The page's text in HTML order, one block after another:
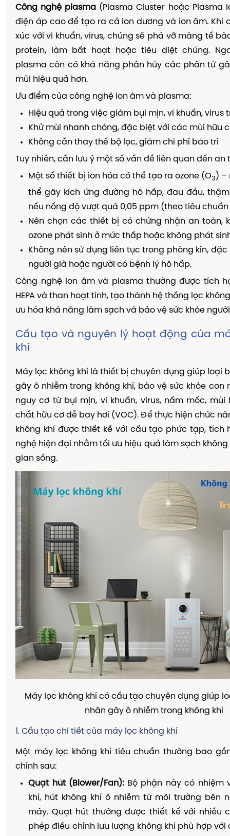
Công nghệ plasma (Plasma Cluster hoặc Plasma
điện áp cao để tạo ra cả ion dương và ion âm. Khi
xúc với vi khuẩn, virus, chúng sẽ phá vỡ màng tế
protein, làm bất hoạt hoặc tiêu diệt chúng.
plasma còn có khả năng phân hủy các phân tử
mùi hiệu quả hơn.
Ưu điểm của công nghệ ion âm và plasma:
Hiệu quả trong việc giảm bụi mịn, vi khuẩn, virus
Khử mùi nhanh chóng, đặc biệt với các mùi hữu
Không cần thay thế bộ lọc, giảm chi phí bảo trì
Tuy nhiên, cần lưu ý một số vấn đề liên quan đến an
Một số thiết bị ion hóa có thể tạo ra ozone (O3 ) –
thể gây kích ứng đường hô hấp, đau đầu,
nếu nồng độ vượt quá 0,05 ppm (theo tiêu chuẩn
Nên chọn các thiết bị có chứng nhận an toàn,
ozone phát sinh ở mức thấp hoặc không phát
Không nên sử dụng liên tục trong phòng kín, đặc
người già hoặc người có bệnh lý hô hấp.
Công nghệ ion âm và plasma thường được tích
HEPA và than hoạt tính, tạo thành hệ thống lọc
ưu hóa khả năng làm sạch và bảo vệ sức khỏe
Cấu tạo và nguyên lý hoạt động của
khí
Máy lọc không khí là thiết bị chuyên dụng giúp loại
gây ô nhiễm trong không khí, bảo vệ sức khỏe con
nguy cơ từ bụi mịn, vi khuẩn, virus, nấm mốc,
chất hữu cơ dễ bay hơi (VOC). Để thực hiện chức
không khí được thiết kế với cấu tạo phức tạp, tích
nghệ hiện đại nhằm tối ưu hiệu quả làm sạch không
gian sống.
Máy lọc không khí có cấu tạo chuyên dụng giúp
nhân gây ô nhiễm trong không khí
1. Cấu tạo chi tiết của máy lọc không khí
Một máy lọc không khí tiêu chuẩn thường bao
chính sau:
Quạt hút (Blower/Fan):Bộ phận này có nhiệm
khí, hút không khí ô nhiễm từ môi trường bên
máy. Quạt hút thường được thiết kế với nhiều
phép điều chỉnh lưu lượng không khí phù hợp